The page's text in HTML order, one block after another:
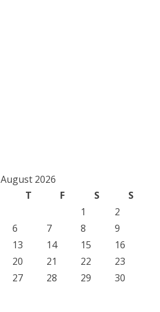
August 2026
T F S
S
1
2
6 7 8
9
13 14 15
16
20 21 22
23
27 28 29
30